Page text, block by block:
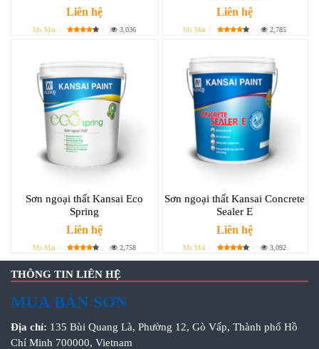
Liên hệ
Ms Mai 3,036
Liên hệ
Ms Mai 2,785
Sơn ngoại thất Kansai Eco
Spring
Liên hệ
Ms Mai 2,758
Sơn ngoại thất Kansai Concrete
Sealer E
Liên hệ
Ms Mai 3,092
THÔNG TIN LIÊN HỆ
MUA BÁN SƠN
Địa chỉ: 135 Bùi Quang Là, Phường 12, Gò Vấp, Thành phố Hồ
Chí Minh 700000, Vietnam